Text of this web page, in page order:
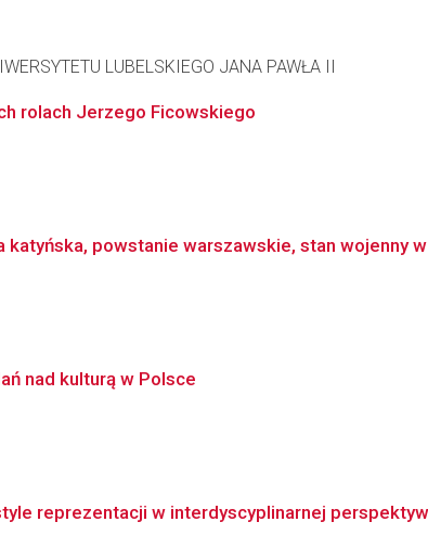
LUBELSKIEGO JANA PAWŁA II
rolach Jerzego Ficowskiego
powstanie warszawskie, stan wojenny
nad kulturą w Polsce
reprezentacji w interdyscyplinarnej